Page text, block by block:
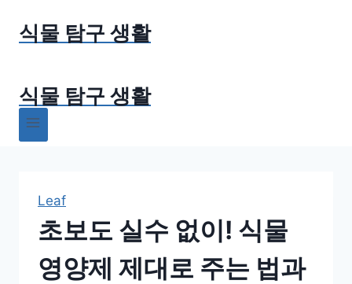
식물 탐구 생활
식물 탐구 생활
Leaf
초보도 실수 없이! 식물
영양제 제대로 주는 법과